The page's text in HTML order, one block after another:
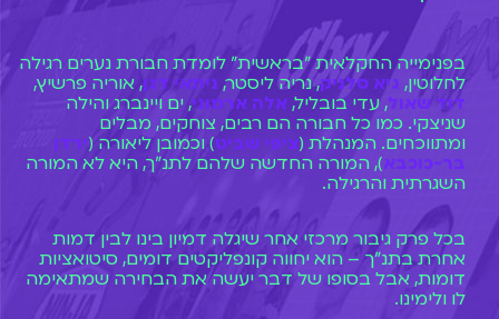
בפנימייה החקלאית "בראשית" לומדת חבורת נערים רגילה
לחלוטין, גיא סלניק, נריה ליסטר, ניתאי דגן, אוריה פרשיץ,
דוד שאול, עדי בובליל,אלה ארמוני, ים ויינברג והילה
שניצקי. כמו כל חבורה הם רבים, צוחקים, מבלים
ומתווכחים. המנהלת (ציפי שביט) וכמובן ליאורה (ירדן
בר-כוכבא), המורה החדשה שלהם לתנ"ך, היא לא המורה
השגרתית והרגילה.
בכל פרק גיבור מרכזי אחר שיגלה דמיון בינו לבין דמות
אחרת בתנ"ך – הוא יחווה קונפליקטים דומים, סיטואציות
דומות, אבל בסופו של דבר יעשה את הבחירה שמתאימה
לו ולימינו.